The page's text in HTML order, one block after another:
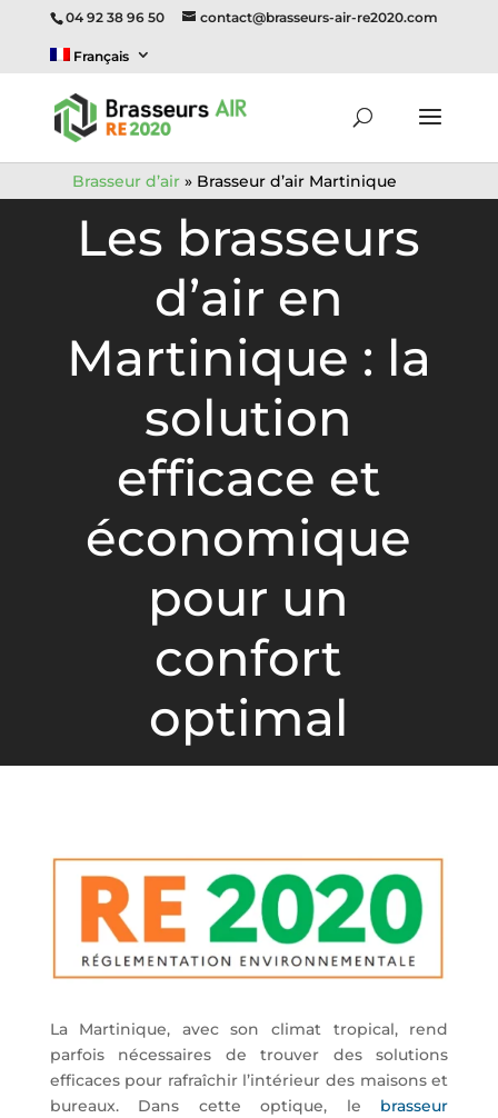
Brasseur d’air» Brasseur d’air Martinique
04 92 38 96 50 contact@brasseurs-air-re2020.com
Français
Les brasseurs
d’air en
Martinique : la
solution
efficace et
économique
pour un
confort
optimal
La Martinique, avec son climat tropical, rend
parfois nécessaires de trouver des solutions
efficaces pour rafraîchir l’intérieur des maisons et
bureaux. Dans cette optique, le brasseur